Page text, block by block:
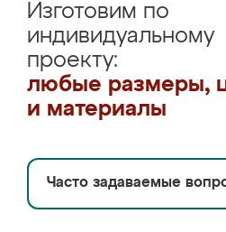
Изготовим по
индивидуальному
проекту:
любые размеры,
и материалы
Часто задаваемые